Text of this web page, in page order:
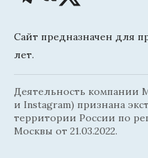
Сайт предназначен для
лет.
Деятельность компании
и Instagram) признана
территории России по
Москвы от 21.03.2022.